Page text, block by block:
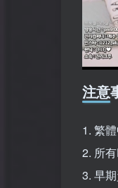
注意
1. 繁
2. 所
3. 早